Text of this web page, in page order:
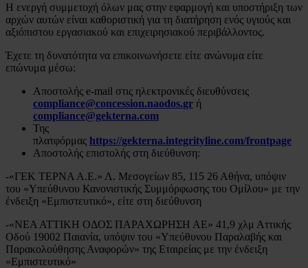
Η ενεργή συμμετοχή όλων μας στην εφαρμογή και υποστήριξη των
αρχών αυτών είναι καθοριστική για τη διατήρηση ενός υγιούς και
αξιόπιστου εργασιακού και επιχειρησιακού περιβάλλοντος.
Έχετε τη δυνατότητα να επικοινωνήσετε είτε ανώνυμα είτε
επώνυμα μέσω:
Αποστολής e-mail στις ηλεκτρονικές διευθύνσεις
compliance@concession.naodos.gr ή
compliance@gekterna.com
Της
πλατφόρμας https://gekterna.integrityline.com/frontpage
Αποστολής επιστολής στη διεύθυνση:
-«ΓΕΚ ΤΕΡΝΑ Α.Ε.» Λ. Μεσογείων 85, 115 26 Αθήνα, υπόψιν
του «Υπεύθυνου Κανονιστικής Συμμόρφωσης του Ομίλου» με την
ένδειξη «Εμπιστευτικό», είτε στη διεύθυνση
-«ΝΕΑ ΑΤΤΙΚΗ ΟΔΟΣ ΠΑΡΑΧΩΡΗΣΗ ΑΕ» 41,9 χλμ Αττικής
Οδού 19002 Παιανία, υπόψιν του «Υπεύθυνου Παραλαβής και
Παρακολούθησης Αναφορών» της Εταιρείας με την ένδειξη
«Εμπιστευτικό»